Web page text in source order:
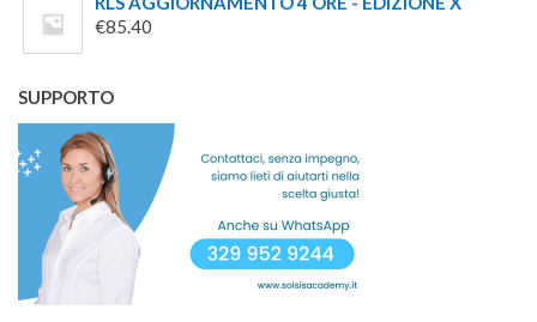
€129.00
€85.40
SUPPORTO